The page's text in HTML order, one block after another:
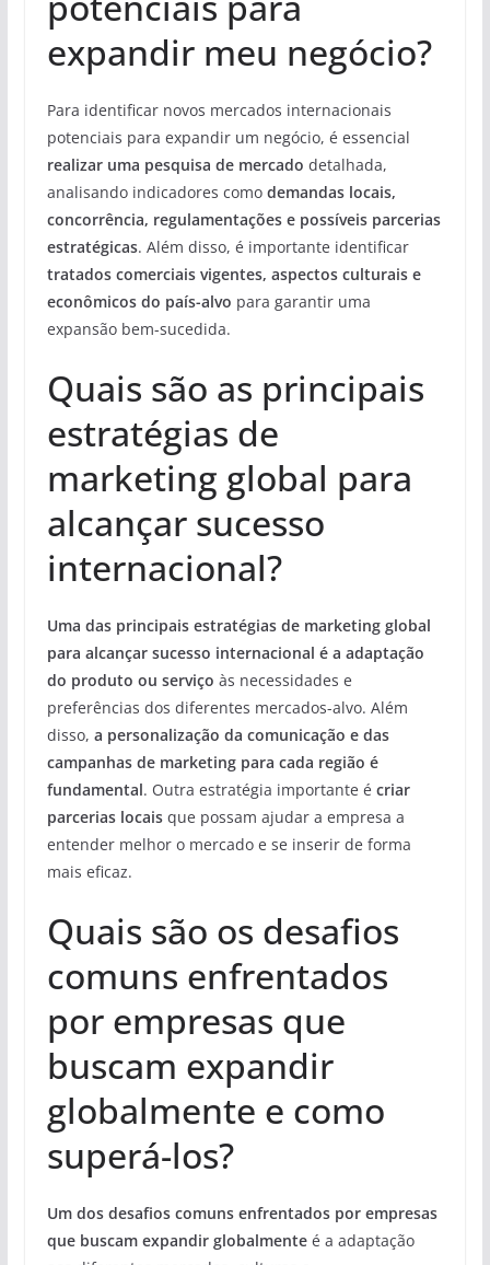
expandir meu negócio?
Para identificar novos mercados internacionais
potenciais para expandir um negócio, é essencial
realizar uma pesquisa de mercado detalhada,
analisando indicadores como demandas locais,
concorrência, regulamentações e possíveis parcerias
estratégicas. Além disso, é importante identificar
tratados comerciais vigentes, aspectos culturais e
econômicos do país-alvo para garantir uma
expansão bem-sucedida.
Quais são as principais
estratégias de
marketing global para
alcançar sucesso
internacional?
Uma das principais estratégias de marketing global
para alcançar sucesso internacional é a adaptação
do produto ou serviço às necessidades e
preferências dos diferentes mercados-alvo. Além
disso, a personalização da comunicação e das
campanhas de marketing para cada região é
fundamental. Outra estratégia importante é criar
parcerias locaisque possam ajudar a empresa a
entender melhor o mercado e se inserir de forma
mais eficaz.
Quais são os desafios
comuns enfrentados
por empresas que
buscam expandir
globalmente e como
superá-los?
Um dos desafios comuns enfrentados por empresas
que buscam expandir globalmenteé a adaptação